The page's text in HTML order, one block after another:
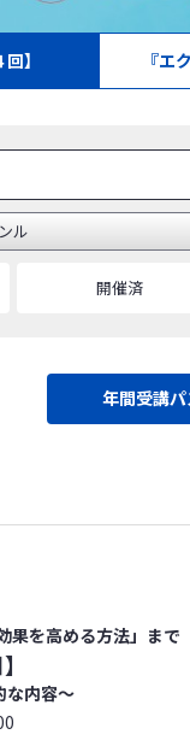
】 『エ
開催済
年間受講パ
果を高める方法」まで
な内容～